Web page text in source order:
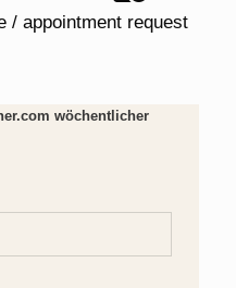
wöchentlicher